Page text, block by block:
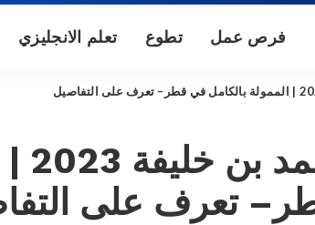
فرص عمل تطوع تعلم الانجليزي
تعرف على